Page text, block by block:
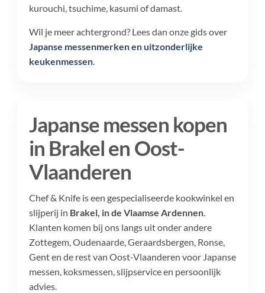
kurouchi, tsuchime, kasumi of damast.
Wil je meer achtergrond? Lees dan onze gids over
Japanse messenmerken en uitzonderlijke
keukenmessen.
Japanse messen kopen
in Brakel en Oost-
Vlaanderen
Chef & Knife is een gespecialiseerde kookwinkel en
slijperij in Brakel, in de Vlaamse Ardennen.
Klanten komen bij ons langs uit onder andere
Zottegem, Oudenaarde, Geraardsbergen, Ronse,
Gent en de rest van Oost-Vlaanderen voor Japanse
messen, koksmessen, slijpservice en persoonlijk
advies.